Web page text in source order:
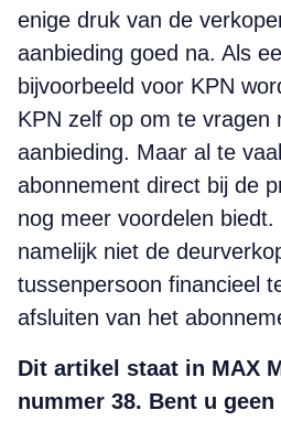
enige druk van de
aanbieding goed na. Als
bijvoorbeeld voor KPN
KPN zelf op om te vragen
aanbieding. Maar al te
abonnement direct bij de
nog meer voordelen
namelijk niet de
tussenpersoon financieel
afsluiten van het
Dit artikel staat in MAX
nummer 38. Bent u